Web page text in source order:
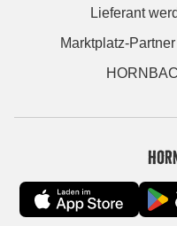
Lieferant
Marktplatz-